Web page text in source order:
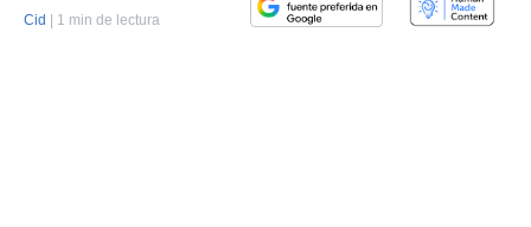
Cid
| 1 min de lectura